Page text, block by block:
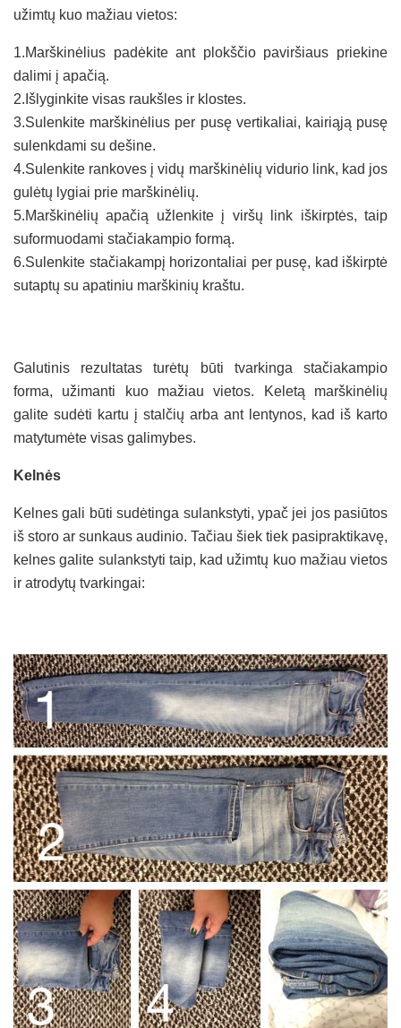
užimtų kuo mažiau vietos:
1.Marškinėlius padėkite ant plokščio paviršiaus priekine
dalimi į apačią.
2.Išlyginkite visas raukšles ir klostes.
3.Sulenkite marškinėlius per pusę vertikaliai, kairiąją pusę
sulenkdami su dešine.
4.Sulenkite rankoves į vidų marškinėlių vidurio link, kad jos
gulėtų lygiai prie marškinėlių.
5.Marškinėlių apačią užlenkite į viršų link iškirptės, taip
suformuodami stačiakampio formą.
6.Sulenkite stačiakampį horizontaliai per pusę, kad iškirptė
sutaptų su apatiniu marškinių kraštu.
Galutinis rezultatas turėtų būti tvarkinga stačiakampio
forma, užimanti kuo mažiau vietos. Keletą marškinėlių
galite sudėti kartu į stalčių arba ant lentynos, kad iš karto
matytumėte visas galimybes.
Kelnės
Kelnes gali būti sudėtinga sulankstyti, ypač jei jos pasiūtos
iš storo ar sunkaus audinio. Tačiau šiek tiek pasipraktikavę,
kelnes galite sulankstyti taip, kad užimtų kuo mažiau vietos
ir atrodytų tvarkingai: